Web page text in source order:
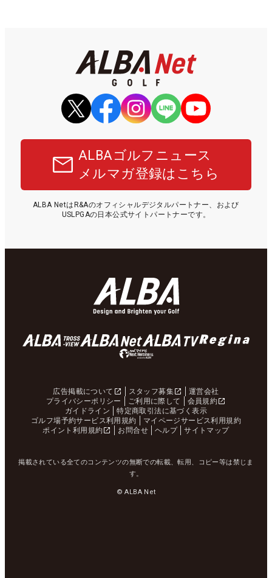
ALBAゴルフニュース
メルマガ登録はこちら
ALBA NetはR&Aのオフィシャルデジタルパートナー、および
USLPGAの日本公式サイトパートナーです。
広告掲載について スタッフ募集
運営会社
プライバシーポリシー
ご利用に際して
会員規約
ガイドライン
特定商取引法に基づく表示
ゴルフ場予約サービス利用規約
マイページサービス利用規約
ポイント利用規約
お問合せ ヘルプ サイトマップ
掲載されている全てのコンテンツの無断での転載、転用、コピー等は禁じま
す。
© ALBA Net